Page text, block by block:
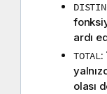
ardı
TOTAL:
olası